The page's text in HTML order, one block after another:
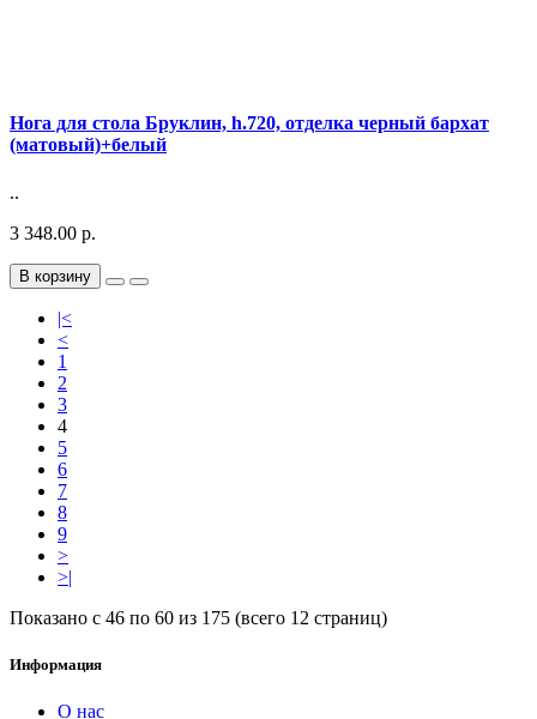
Нога для стола Бруклин, h.720, отделка черный бархат
(матовый)+белый
..
3 348.00 р.
В корзину
|<
<
1
2
3
4
5
6
7
8
9
>
>|
Показано с 46 по 60 из 175 (всего 12 страниц)
Информация
О нас